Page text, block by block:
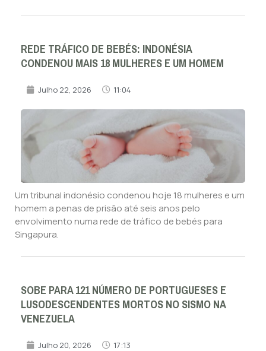
REDE TRÁFICO DE BEBÉS: INDONÉSIA
CONDENOU MAIS 18 MULHERES E UM HOMEM
Julho 22, 2026 11:04
Um tribunal indonésio condenou hoje 18 mulheres e um
homem a penas de prisão até seis anos pelo
envolvimento numa rede de tráfico de bebés para
Singapura.
SOBE PARA 121 NÚMERO DE PORTUGUESES E
LUSODESCENDENTES MORTOS NO SISMO NA
VENEZUELA
Julho 20, 2026 17:13